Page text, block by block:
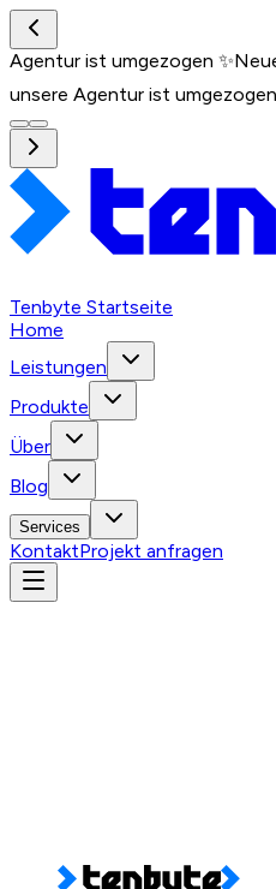
Agentur ist umgezogen ✨
unsere Agentur ist umgezogen
Tenbyte Startseite
Home
Leistungen
Produkte
Über
Blog
Services
KontaktProjekt anfragen